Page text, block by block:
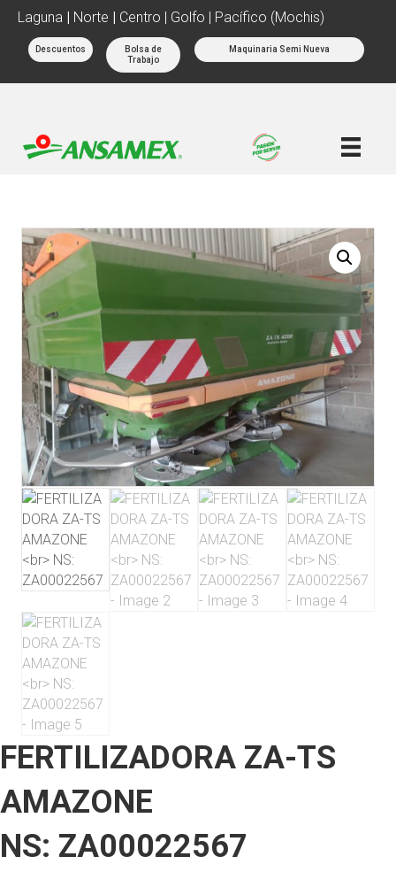
Laguna | Norte | Centro | Golfo | Pacífico (Mochis)
Descuentos
Bolsa de
Trabajo
Maquinaria Semi Nueva
FERTILIZADORA ZA-TS
AMAZONE
NS: ZA00022567